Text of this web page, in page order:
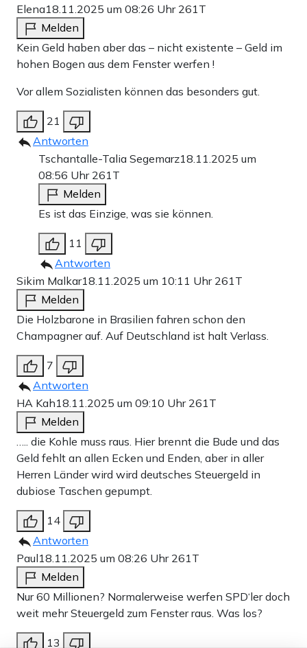
Elena18.11.2025 um 08:26 Uhr 261T
Melden
Kein Geld haben aber das – nicht existente – Geld im
hohen Bogen aus dem Fenster werfen !
Vor allem Sozialisten können das besonders gut.
21
Antworten
Tschantalle-Talia Segemarz18.11.2025 um
08:56 Uhr 261T
Melden
Es ist das Einzige, was sie können.
11
Antworten
Sikim Malkar18.11.2025 um 10:11 Uhr 261T
Melden
Die Holzbarone in Brasilien fahren schon den
Champagner auf. Auf Deutschland ist halt Verlass.
7
Antworten
HA Kah18.11.2025 um 09:10 Uhr 261T
Melden
….. die Kohle muss raus. Hier brennt die Bude und das
Geld fehlt an allen Ecken und Enden, aber in aller
Herren Länder wird wird deutsches Steuergeld in
dubiose Taschen gepumpt.
14
Antworten
Paul18.11.2025 um 08:26 Uhr 261T
Melden
Nur 60 Millionen? Normalerweise werfen SPD‘ler doch
weit mehr Steuergeld zum Fenster raus. Was los?
13